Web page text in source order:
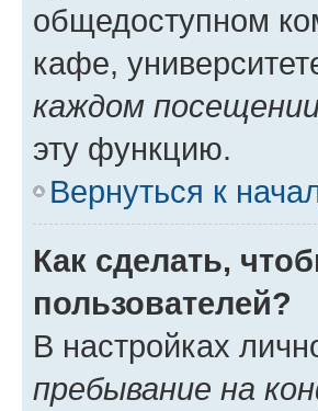
общедоступном
кафе,
каждом
эту функцию.
Вернуться к
Как сделать,
пользователей?
В настройках
пребывание на